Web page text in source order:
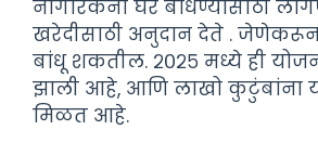
नागरिकना घर बांधण्यासाठी
खरेदीसाठी अनुदान देते .
बांधू शकतील. २०२५ मध्ये ही
झाली आहे, आणि लाखो कुटुंबांना
मिळत आहे.